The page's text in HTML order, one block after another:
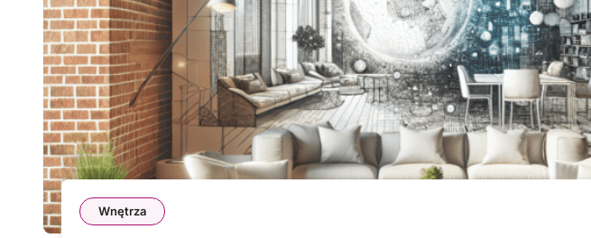
Wnętrza